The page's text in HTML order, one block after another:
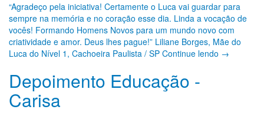
“Agradeço pela iniciativa! Certamente o Luca vai guardar para
sempre na memória e no coração esse dia. Linda a vocação de
vocês! Formando Homens Novos para um mundo novo com
criatividade e amor. Deus lhes pague!” Liliane Borges, Mãe do
Luca do Nível 1, Cachoeira Paulista / SP Continue lendo →
Depoimento Educação -
Carisa